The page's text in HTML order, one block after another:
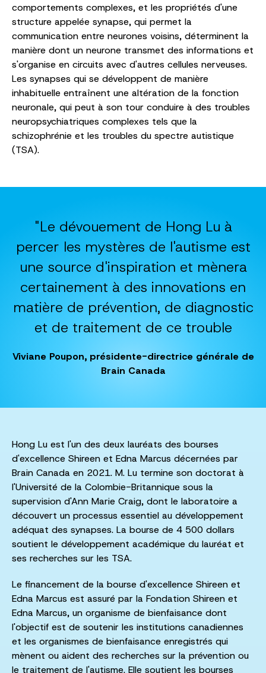
comportements complexes, et les propriétés d'une
structure appelée synapse, qui permet la
communication entre neurones voisins, déterminent la
manière dont un neurone transmet des informations et
s'organise en circuits avec d'autres cellules nerveuses.
Les synapses qui se développent de manière
inhabituelle entraînent une altération de la fonction
neuronale, qui peut à son tour conduire à des troubles
neuropsychiatriques complexes tels que la
schizophrénie et les troubles du spectre autistique
(TSA).
"Le dévouement de Hong Lu à
percer les mystères de l'autisme est
une source d'inspiration et mènera
certainement à des innovations en
matière de prévention, de diagnostic
et de traitement de ce trouble
Viviane Poupon, présidente-directrice générale de
Brain Canada
Hong Lu est l'un des deux lauréats des bourses
d'excellence Shireen et Edna Marcus décernées par
Brain Canada en 2021. M. Lu termine son doctorat à
l'Université de la Colombie-Britannique sous la
supervision d'Ann Marie Craig, dont le laboratoire a
découvert un processus essentiel au développement
adéquat des synapses. La bourse de 4 500 dollars
soutient le développement académique du lauréat et
ses recherches sur les TSA.
Le financement de la bourse d'excellence Shireen et
Edna Marcus est assuré par la Fondation Shireen et
Edna Marcus, un organisme de bienfaisance dont
l'objectif est de soutenir les institutions canadiennes
et les organismes de bienfaisance enregistrés qui
mènent ou aident des recherches sur la prévention ou
le traitement de l'autisme. Elle soutient les bourses